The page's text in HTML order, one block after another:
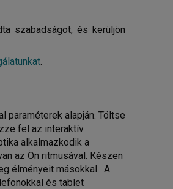
szabadságot, és kerüljön
.
paraméterek alapján. Töltse
fel az interaktív
alkalmazkodik a
az Ön ritmusával. Készen
élményeit másokkal. A
és tablet